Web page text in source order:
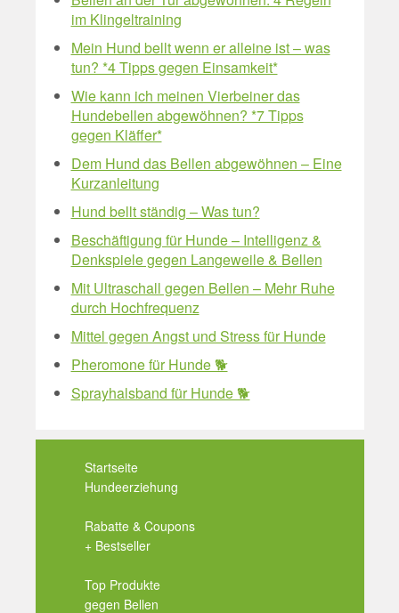
im Klingeltraining
Mein Hund bellt wenn er alleine ist – was
tun? *4 Tipps gegen Einsamkeit*
Wie kann ich meinen Vierbeiner das
Hundebellen abgewöhnen? *7 Tipps
gegen Kläffer*
Dem Hund das Bellen abgewöhnen – Eine
Kurzanleitung
Hund bellt ständig – Was tun?
Beschäftigung für Hunde – Intelligenz &
Denkspiele gegen Langeweile & Bellen
Mit Ultraschall gegen Bellen – Mehr Ruhe
durch Hochfrequenz
Mittel gegen Angst und Stress für Hunde
Pheromone für Hunde 🐕
Sprayhalsband für Hunde 🐕
Startseite
Hundeerziehung
Rabatte & Coupons
+ Bestseller
Top Produkte
gegen Bellen